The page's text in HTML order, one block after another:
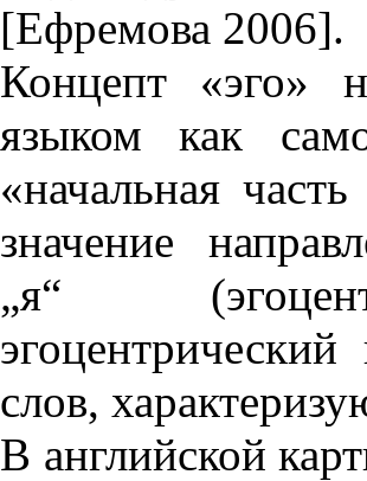
[Ефремова 2006].
Концепт «эго»
языком как
«начальная
значение
„я“
слов,
В английской